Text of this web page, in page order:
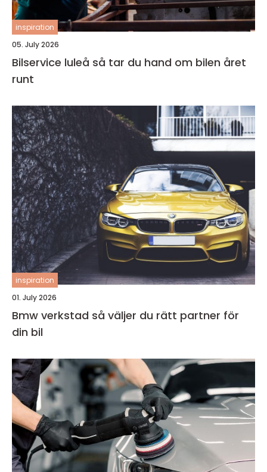
inspiration
05. July 2026
Bilservice luleå så tar du hand om bilen året
runt
inspiration
01. July 2026
Bmw verkstad så väljer du rätt partner för
din bil